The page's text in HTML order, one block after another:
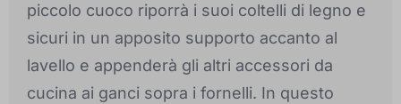
piccolo cuoco riporrà i suoi coltelli di legno e
sicuri in un apposito supporto accanto al
lavello e appenderà gli altri accessori da
cucina ai ganci sopra i fornelli. In questo